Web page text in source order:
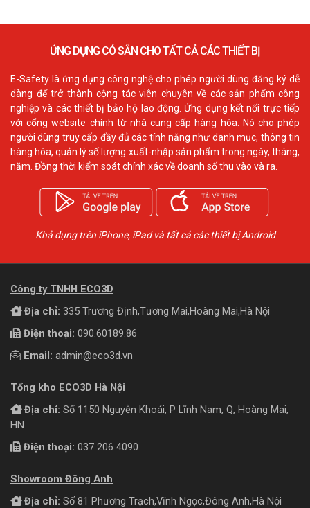
ỨNG DỤNG CÓ SẴN CHO TẤT CẢ CÁC THIẾT BỊ
E-Safety là ứng dụng công nghệ cho phép người dùng đăng ký dễ
dàng để trở thành cộng tác viên chuyên về các sản phẩm công
nghiệp và các thiết bị bảo hộ lao động. Ứng dụng kết nối trực tiếp
với cổng website chính từ nhà cung cấp hàng hóa. Nó cho phép
người dùng truy cấp đầy đủ các tính năng như danh mục, thông tin
hàng hóa, quản lý số lượng xuất-nhập sản phẩm trong ngày, tháng,
năm. Đồng thời kiểm soát chính xác về doanh số thu vào và ra.
Khả dụng trên iPhone, iPad và tất cả các thiết bị Android
Công ty TNHH ECO3D
Địa chỉ: 335 Trương Định,Tương Mai,Hoàng Mai,Hà Nội
Điện thoại: 090.60189.86
Email: admin@eco3d.vn
Tổng kho ECO3D Hà Nội
Địa chỉ: Số 1150 Nguyễn Khoái, P Lĩnh Nam, Q, Hoàng Mai,
HN
Điện thoại: 037 206 4090
Showroom Đông Anh
Địa chỉ: Số 81 Phương Trạch,Vĩnh Ngọc,Đông Anh,Hà Nội